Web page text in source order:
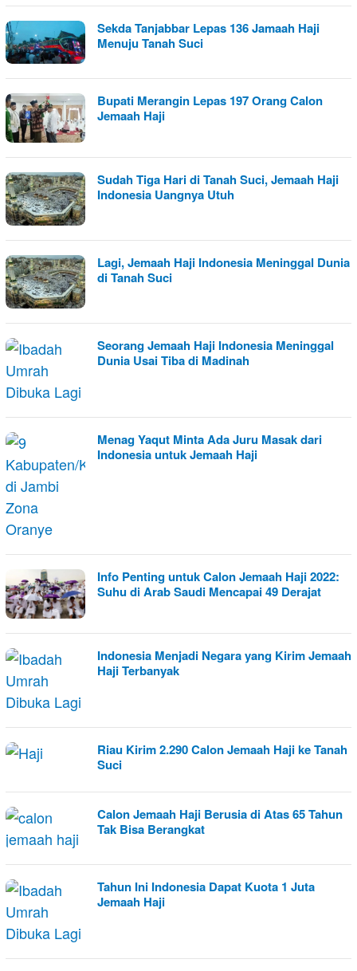
Sekda Tanjabbar Lepas 136 Jamaah Haji
Menuju Tanah Suci
Bupati Merangin Lepas 197 Orang Calon
Jemaah Haji
Sudah Tiga Hari di Tanah Suci, Jemaah Haji
Indonesia Uangnya Utuh
Lagi, Jemaah Haji Indonesia Meninggal Dunia
di Tanah Suci
Seorang Jemaah Haji Indonesia Meninggal
Dunia Usai Tiba di Madinah
Menag Yaqut Minta Ada Juru Masak dari
Indonesia untuk Jemaah Haji
Info Penting untuk Calon Jemaah Haji 2022:
Suhu di Arab Saudi Mencapai 49 Derajat
Indonesia Menjadi Negara yang Kirim Jemaah
Haji Terbanyak
Riau Kirim 2.290 Calon Jemaah Haji ke Tanah
Suci
Calon Jemaah Haji Berusia di Atas 65 Tahun
Tak Bisa Berangkat
Tahun Ini Indonesia Dapat Kuota 1 Juta
Jemaah Haji